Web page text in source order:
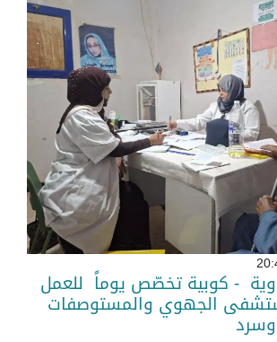
- كوبية تخصّص يوماً للعمل
الجهوي والمستوصفات